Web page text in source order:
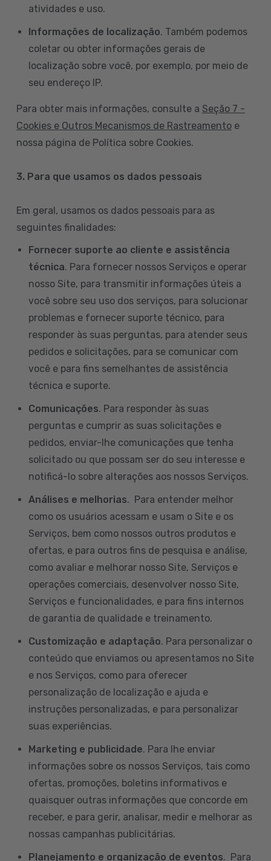
atividades e uso.
Informações de localização. Também podemos
coletar ou obter informações gerais de
localização sobre você, por exemplo, por meio de
seu endereço IP.
Para obter mais informações, consulte a Seção 7 -
Cookies e Outros Mecanismos de Rastreamento e
nossa página de Política sobre Cookies.
3. Para que usamos os dados pessoais
Em geral, usamos os dados pessoais para as
seguintes finalidades:
Fornecer suporte ao cliente e assistência
técnica. Para fornecer nossos Serviços e operar
nosso Site, para transmitir informações úteis a
você sobre seu uso dos serviços, para solucionar
problemas e fornecer suporte técnico, para
responder às suas perguntas, para atender seus
pedidos e solicitações, para se comunicar com
você e para fins semelhantes de assistência
técnica e suporte.
Comunicações. Para responder às suas
perguntas e cumprir as suas solicitações e
pedidos, enviar-lhe comunicações que tenha
solicitado ou que possam ser do seu interesse e
notificá-lo sobre alterações aos nossos Serviços.
Análises e melhorias. Para entender melhor
como os usuários acessam e usam o Site e os
Serviços, bem como nossos outros produtos e
ofertas, e para outros fins de pesquisa e análise,
como avaliar e melhorar nosso Site, Serviços e
operações comerciais, desenvolver nosso Site,
Serviços e funcionalidades, e para fins internos
de garantia de qualidade e treinamento.
Customização e adaptação. Para personalizar o
conteúdo que enviamos ou apresentamos no Site
e nos Serviços, como para oferecer
personalização de localização e ajuda e
instruções personalizadas, e para personalizar
suas experiências.
Marketing e publicidade. Para lhe enviar
informações sobre os nossos Serviços, tais como
ofertas, promoções, boletins informativos e
quaisquer outras informações que concorde em
receber, e para gerir, analisar, medir e melhorar as
nossas campanhas publicitárias.
Planejamento e organização de eventos. Para